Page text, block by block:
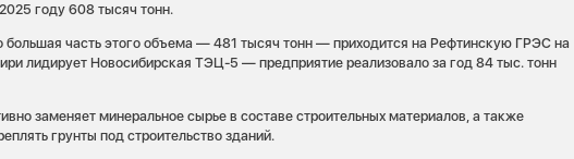
году 608 тысяч тонн.
большая часть этого объема — 481 тысяч тонн — приходится на Рефтинскую ГРЭС на
лидирует Новосибирская ТЭЦ-5 — предприятие реализовало за год 84 тыс. тонн
заменяет минеральное сырье в составе строительных материалов, а также
грунты под строительство зданий.